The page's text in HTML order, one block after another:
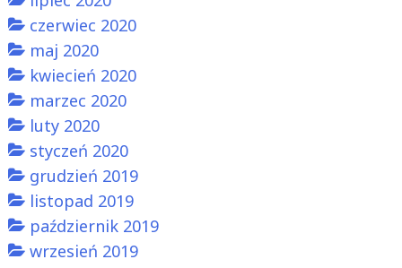
czerwiec 2020
maj 2020
kwiecień 2020
marzec 2020
luty 2020
styczeń 2020
grudzień 2019
listopad 2019
październik 2019
wrzesień 2019